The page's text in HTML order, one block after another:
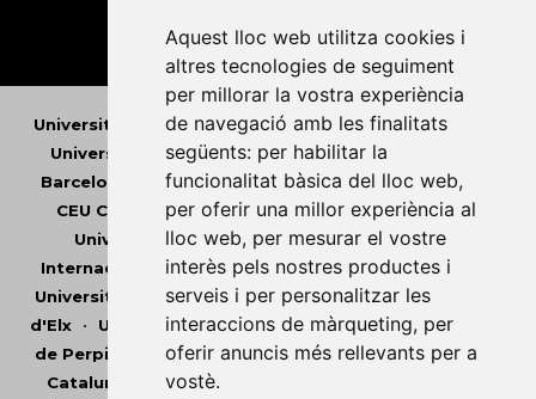
Aquest lloc web utilitza cookies i
altres tecnologies de seguiment
per millorar la vostra experiència
de navegació amb les finalitats
següents: per habilitar la
funcionalitat bàsica del lloc web,
per oferir una millor experiència al
lloc web, per mesurar el vostre
interès pels nostres productes i
serveis i per personalitzar les
interaccions de màrqueting, per
oferir anuncis més rellevants per a
vostè.
Universitat Abat Oliba CEU•Universitat d'Alacant
Universitat d'Andorra•Universitat Autònoma de
Barcelona
Universitat de Barcelona •Universitat
CEU Cardenal Herrera•Universitat de Girona •
Universitat de les Illes Balears• Universitat
Internacional de Catalunya•Universitat Jaume I
Universitat de Lleida• Universitat Miguel Hernández
d'Elx• Universitat Oberta de Catalunya•Universitat
de Perpinyà Via Domitia•Universitat Politècnica de
Catalunya
Universitat Politècnica de València